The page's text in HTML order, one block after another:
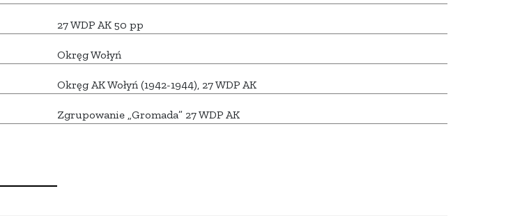
27 WDP AK 50 pp
Okręg Wołyń
Okręg AK Wołyń (1942-1944), 27 WDP AK
Zgrupowanie „Gromada” 27 WDP AK